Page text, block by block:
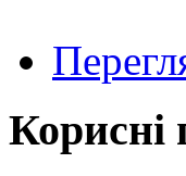
Корисні